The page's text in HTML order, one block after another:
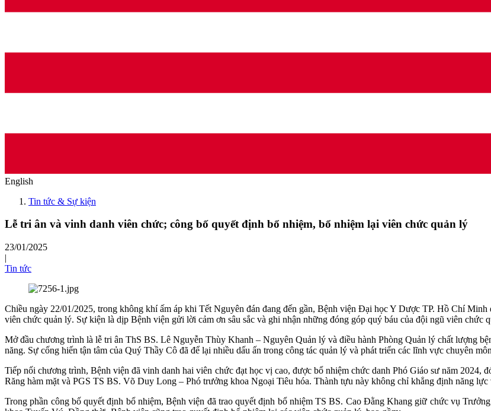
English
Tin tức & Sự kiện
Lễ tri ân và vinh danh viên chức; công bố quyết định bổ nhiệm, bổ nhiệm lại viên chức quản lý
23/01/2025
|
Tin tức
Chiều ngày 22/01/2025, trong không khí ấm áp khi Tết Nguyên đán đang đến gần, Bệnh viện Đại học Y Dược TP. Hồ Chí
viên chức quản lý. Sự kiện là dịp Bệnh viện gửi lời cảm ơn sâu sắc và ghi nhận những đóng góp quý báu của đội ngũ viên chức
Mở đầu chương trình là lễ tri ân ThS BS. Lê Nguyễn Thùy Khanh – Nguyên Quản lý và điều hành Phòng Quản lý chất lượng
năng. Sự cống hiến tận tâm của Quý Thầy Cô đã để lại nhiều dấu ấn trong công tác quản lý và phát triển các lĩnh vực chuyên
Tiếp nối chương trình, Bệnh viện đã vinh danh hai viên chức đạt học vị cao, được bổ nhiệm chức danh Phó Giáo sư năm 2024,
Răng hàm mặt và PGS TS BS. Võ Duy Long – Phó trưởng khoa Ngoại Tiêu hóa. Thành tựu này không chỉ khẳng định năng
Trong phần công bố quyết định bổ nhiệm, Bệnh viện đã trao quyết định bổ nhiệm TS BS. Cao Đằng Khang giữ chức vụ